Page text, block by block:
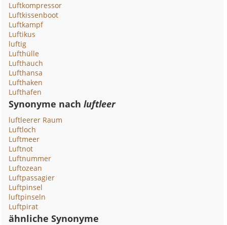
Luftkompressor
Luftkissenboot
Luftkampf
Luftikus
luftig
Lufthülle
Lufthauch
Lufthansa
Lufthaken
Lufthafen
Synonyme nachluftleer
luftleerer Raum
Luftloch
Luftmeer
Luftnot
Luftnummer
Luftozean
Luftpassagier
Luftpinsel
luftpinseln
Luftpirat
ähnliche Synonyme